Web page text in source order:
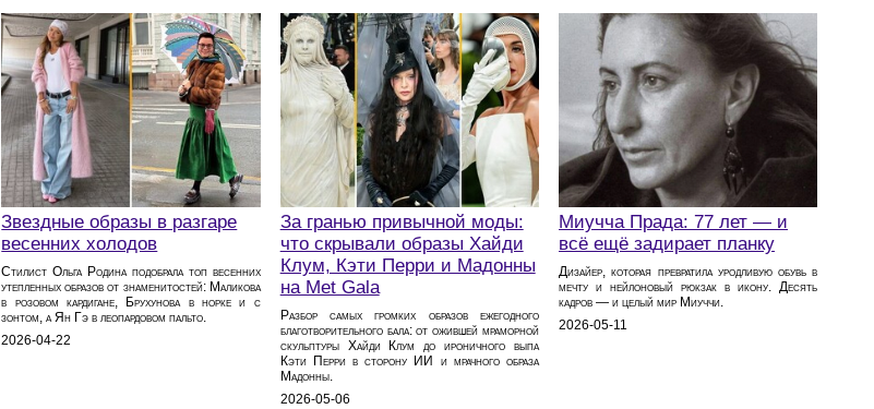
Звездные образы в разгаре
весенних холодов
Стилист Ольга Родина подобрала топ весенних
утепленных образов от знаменитостей: Маликова
в розовом кардигане, Брухунова в норке и с
зонтом, а Ян Гэ в леопардовом пальто.
2026-04-22
За гранью привычной моды:
что скрывали образы Хайди
Клум, Кэти Перри и Мадонны
на Met Gala
Разбор самых громких образов ежегодного
благотворительного бала: от ожившей мраморной
скульптуры Хайди Клум до ироничного выпа
Кэти Перри в сторону ИИ и мрачного образа
Мадонны.
2026-05-06
Миучча Прада: 77 лет — и
всё ещё задирает планку
Дизайер, которая превратила уродливую обувь в
мечту и нейлоновый рюкзак в икону. Десять
кадров — и целый мир Миуччи.
2026-05-11